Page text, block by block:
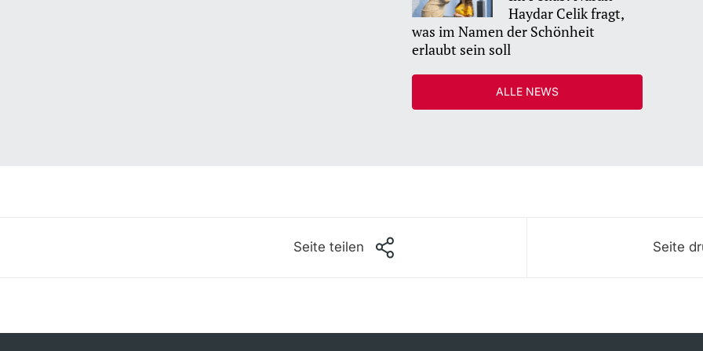
Haydar Celik fragt,
was im Namen der Schönheit
erlaubt sein soll
ALLE NEWS
Seite teilen Seite